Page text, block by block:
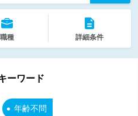
職種 詳細条件
ーワード
年齢不問